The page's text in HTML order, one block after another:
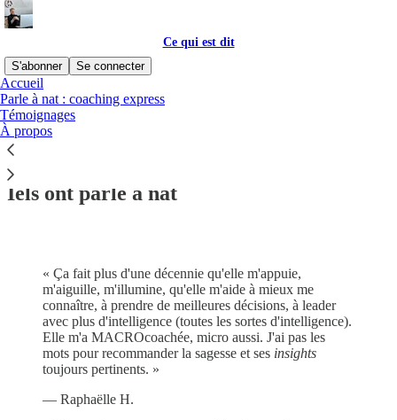
Ce qui est dit
S'abonner
Se connecter
Accueil
Parle à nat : coaching express
Témoignages
À propos
Iels ont parlé à nat
« Ça fait plus d'une décennie qu'elle m'appuie,
m'aiguille, m'illumine, qu'elle m'aide à mieux me
connaître, à prendre de meilleures décisions, à leader
avec plus d'intelligence (toutes les sortes d'intelligence).
Elle m'a MACROcoachée, micro aussi. J'ai pas les
mots pour recommander la sagesse et ses insights
toujours pertinents. »
— Raphaëlle H.